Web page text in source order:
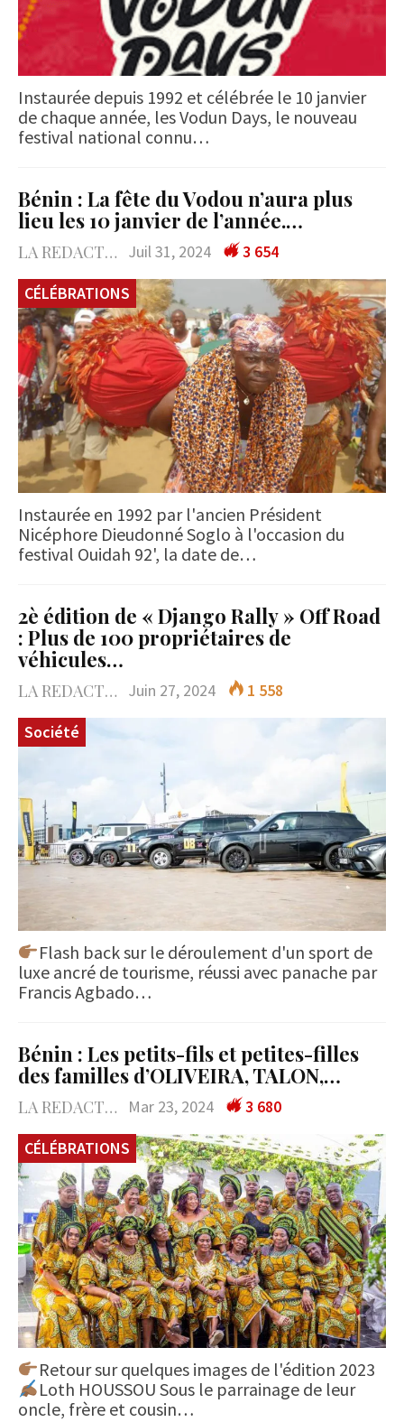
Instaurée depuis 1992 et célébrée le 10 janvier
de chaque année, les Vodun Days, le nouveau
festival national connu…
Bénin : La fête du Vodou n’aura plus
lieu les 10 janvier de l’année.…
LA REDACTION Juil 31, 2024
3 654
CÉLÉBRATIONS
Instaurée en 1992 par l'ancien Président
Nicéphore Dieudonné Soglo à l'occasion du
festival Ouidah 92', la date de…
2è édition de « Django Rally » Off Road
: Plus de 100 propriétaires de
véhicules…
LA REDACTION Juin 27, 2024
1 558
Société
Flash back sur le déroulement d'un sport de
luxe ancré de tourisme, réussi avec panache par
Francis Agbado…
Bénin : Les petits-fils et petites-filles
des familles d’OLIVEIRA, TALON,…
LA REDACTION Mar 23, 2024
3 680
CÉLÉBRATIONS
Retour sur quelques images de l'édition 2023
Loth HOUSSOU Sous le parrainage de leur
oncle, frère et cousin…